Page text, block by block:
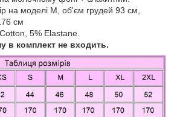
на моделі M, об'єм грудей 93 см,
см
5% Elastane.
в комплект не входить.